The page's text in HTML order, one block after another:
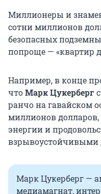
Миллионеры и
сотни миллионов
безопасных
попроще — «квартир
Например, в конце
чтоМарк Цукерберг
ранчо на гавайском
миллионов
энергии и
взрывоустойчивыми
Марк Цукерберг —
медиамагнат,